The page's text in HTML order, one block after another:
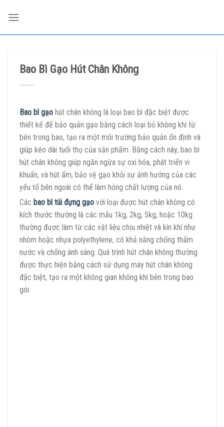
Bao Bì Gạo Hút Chân Không
Bao bì gạo hút chân không là loại bao bì đặc biệt được
thiết kế để bảo quản gạo bằng cách loại bỏ không khí từ
bên trong bao, tạo ra một môi trường bảo quản ổn định và
giúp kéo dài tuổi thọ của sản phẩm. Bằng cách này, bao bì
hút chân không giúp ngăn ngừa sự oxi hóa, phát triển vi
khuẩn, và hút ẩm, bảo vệ gạo khỏi sự ảnh hưởng của các
yếu tố bên ngoài có thể làm hỏng chất lượng của nó.
Các bao bì túi đựng gạo với loại được hút chân không có
kích thước thường là các mẫu 1kg, 2kg, 5kg, hoặc 10kg
thường được làm từ các vật liệu chịu nhiệt và kín khí như
nhôm hoặc nhựa polyethylene, có khả năng chống thấm
nước và chống ánh sáng. Quá trình hút chân không thường
được thực hiện bằng cách sử dụng máy hút chân không
đặc biệt, tạo ra một không gian không khí bên trong bao
gói.